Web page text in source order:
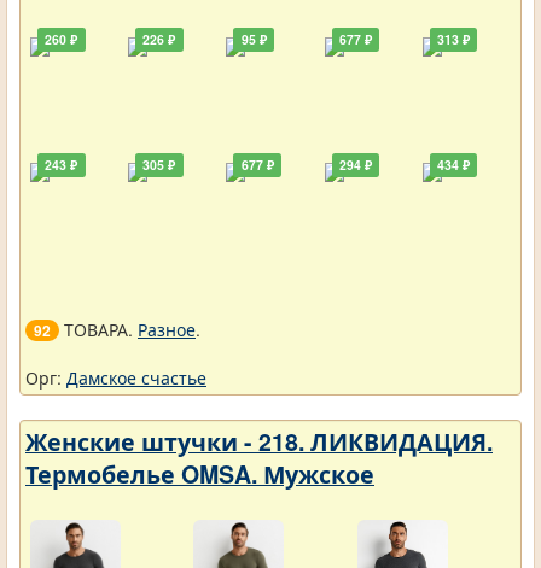
260 ₽
243 ₽
226 ₽
305 ₽
95 ₽
677 ₽
677 ₽
294 ₽
313 ₽
434 ₽
92 ТОВАРА. Разное.
Орг: Дамское счастье
Женские штучки - 218. ЛИКВИДАЦИЯ.
Термобелье OMSA. Мужское